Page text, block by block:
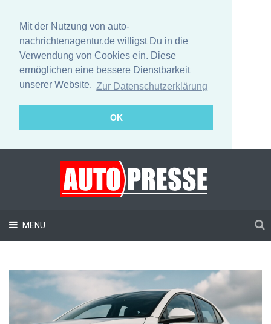
Mit der Nutzung von auto-
nachrichtenagentur.de willigst Du in die
Verwendung von Cookies ein. Diese
ermöglichen eine bessere Dienstbarkeit
unserer Website. Zur Datenschutzerklärung
OK
MENU